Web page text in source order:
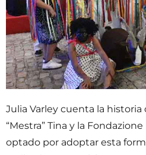
Julia Varley cuenta la
“Mestra” Tina y la
optado por adoptar esta